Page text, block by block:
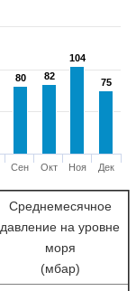
80
80 82
82
104
104
75
75
Сен Окт Ноя Дек
Среднемесячное
давление на уровне
моря
(мбар)